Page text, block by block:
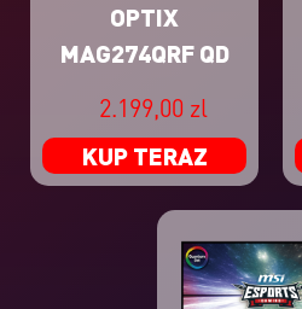
OPTIX
MAG274QRF QD
2.199,00 zl
KUP TERAZ